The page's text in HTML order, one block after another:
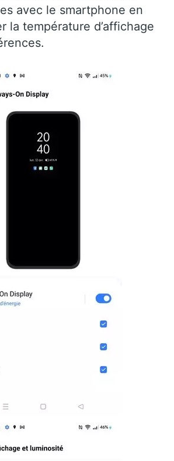
avec le smartphone en
la température d’affichage